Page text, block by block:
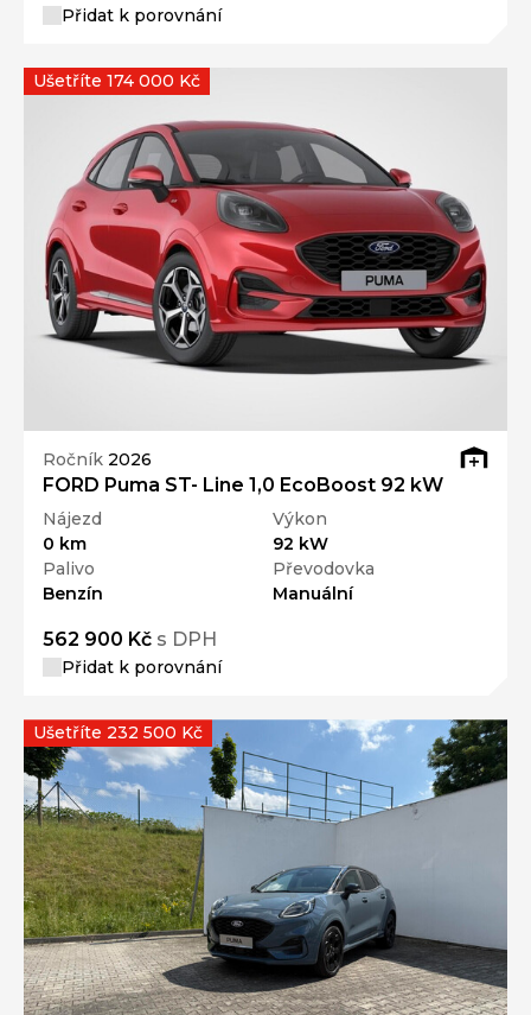
Přidat k porovnání
Ročník 2026
FORD Puma ST- Line 1,0 EcoBoost 92 kW
Nájezd
0 km
Výkon
92 kW
Palivo
Benzín
Převodovka
Manuální
562 900 Kč s DPH
Přidat k porovnání
Ušetříte 174 000 Kč
Ušetříte 232 500 Kč